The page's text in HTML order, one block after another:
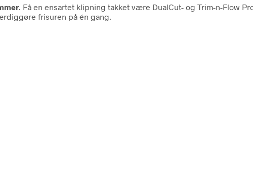
. Få en ensartet klipning takket være DualCut- og Trim-n-Flow
frisuren på én gang.